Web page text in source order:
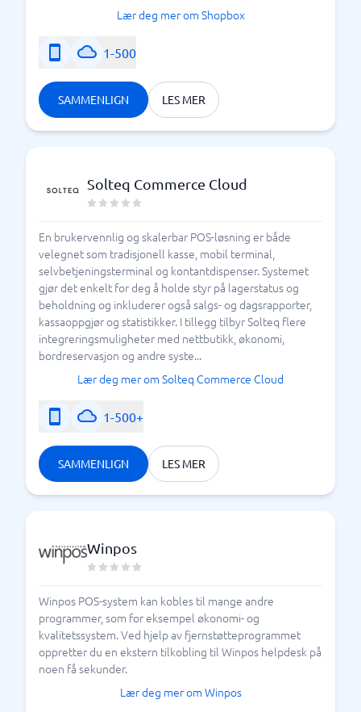
Lær deg mer om Shopbox
1-500
SAMMENLIGN LES MER
Solteq Commerce Cloud
En brukervennlig og skalerbar POS-løsning er både
velegnet som tradisjonell kasse, mobil terminal,
selvbetjeningsterminal og kontantdispenser. Systemet
gjør det enkelt for deg å holde styr på lagerstatus og
beholdning og inkluderer også salgs- og dagsrapporter,
kassaoppgjør og statistikker. I tillegg tilbyr Solteq flere
integreringsmuligheter med nettbutikk, økonomi,
bordreservasjon og andre syste...
Lær deg mer om Solteq Commerce Cloud
1-500+
SAMMENLIGN LES MER
Winpos
Winpos POS-system kan kobles til mange andre
programmer, som for eksempel økonomi- og
kvalitetssystem. Ved hjelp av fjernstøtteprogrammet
oppretter du en ekstern tilkobling til Winpos helpdesk på
noen få sekunder.
Lær deg mer om Winpos